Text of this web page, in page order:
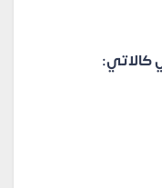
كالاتي: